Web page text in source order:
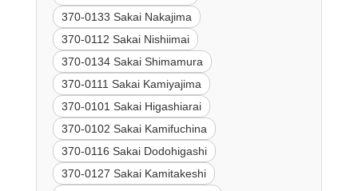
370-0133 Sakai Nakajima
370-0112 Sakai Nishiimai
370-0134 Sakai Shimamura
370-0111 Sakai Kamiyajima
370-0101 Sakai Higashiarai
370-0102 Sakai Kamifuchina
370-0116 Sakai Dodohigashi
370-0127 Sakai Kamitakeshi